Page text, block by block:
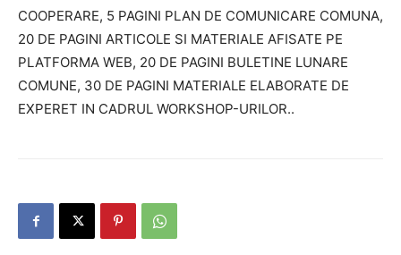
COOPERARE, 5 PAGINI PLAN DE COMUNICARE COMUNA,
20 DE PAGINI ARTICOLE SI MATERIALE AFISATE PE
PLATFORMA WEB, 20 DE PAGINI BULETINE LUNARE
COMUNE, 30 DE PAGINI MATERIALE ELABORATE DE
EXPERET IN CADRUL WORKSHOP-URILOR..